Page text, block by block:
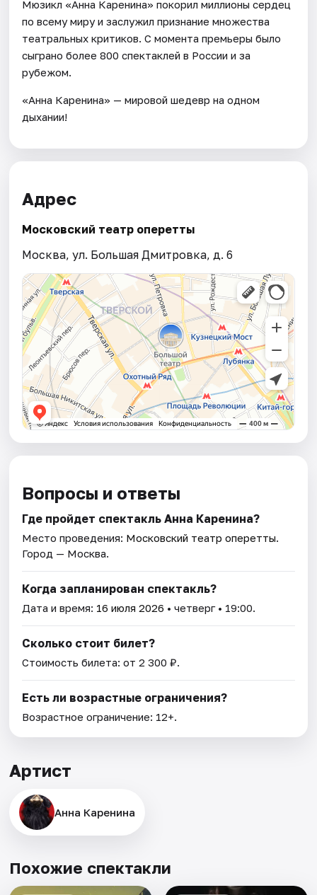
Мюзикл «Анна Каренина» покорил миллионы сердец
по всему миру и заслужил признание множества
театральных критиков. С момента премьеры было
сыграно более 800 спектаклей в России и за
рубежом.
«Анна Каренина» — мировой шедевр на одном
дыхании!
Адрес
Московский театр оперетты
Москва, ул. Большая Дмитровка, д. 6
Вопросы и ответы
Где пройдет спектакль Анна Каренина?
Место проведения: Московский театр оперетты.
Город — Москва.
Когда запланирован спектакль?
Дата и время: 16 июля 2026 • четверг • 19:00.
Сколько стоит билет?
Стоимость билета: от 2 300 ₽.
Есть ли возрастные ограничения?
Возрастное ограничение: 12+.
Артист
Анна Каренина
Похожие спектакли